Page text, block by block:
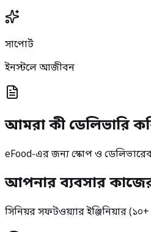
সাপোর্ট
ইনস্টলে আজীবন
আমরা কী ডেলিভারি
eFood-এর জন্য স্কোপ ও
আপনার ব্যবসার
সিনিয়র সফটওয়্যার ইঞ্জিনিয়ার